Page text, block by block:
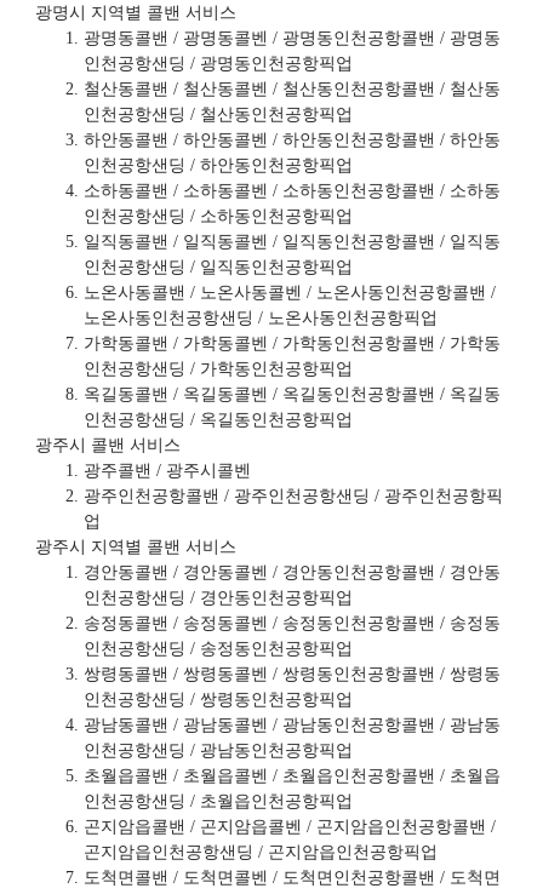
광명시 지역별 콜밴 서비스
광명동콜밴 / 광명동콜벤 / 광명동인천공항콜밴 / 광명동
인천공항샌딩 / 광명동인천공항픽업
철산동콜밴 / 철산동콜벤 / 철산동인천공항콜밴 / 철산동
인천공항샌딩 / 철산동인천공항픽업
하안동콜밴 / 하안동콜벤 / 하안동인천공항콜밴 / 하안동
인천공항샌딩 / 하안동인천공항픽업
소하동콜밴 / 소하동콜벤 / 소하동인천공항콜밴 / 소하동
인천공항샌딩 / 소하동인천공항픽업
일직동콜밴 / 일직동콜벤 / 일직동인천공항콜밴 / 일직동
인천공항샌딩 / 일직동인천공항픽업
노온사동콜밴 / 노온사동콜벤 / 노온사동인천공항콜밴 /
노온사동인천공항샌딩 / 노온사동인천공항픽업
가학동콜밴 / 가학동콜벤 / 가학동인천공항콜밴 / 가학동
인천공항샌딩 / 가학동인천공항픽업
옥길동콜밴 / 옥길동콜벤 / 옥길동인천공항콜밴 / 옥길동
인천공항샌딩 / 옥길동인천공항픽업
광주시 콜밴 서비스
광주콜밴 / 광주시콜벤
광주인천공항콜밴 / 광주인천공항샌딩 / 광주인천공항픽
업
광주시 지역별 콜밴 서비스
경안동콜밴 / 경안동콜벤 / 경안동인천공항콜밴 / 경안동
인천공항샌딩 / 경안동인천공항픽업
송정동콜밴 / 송정동콜벤 / 송정동인천공항콜밴 / 송정동
인천공항샌딩 / 송정동인천공항픽업
쌍령동콜밴 / 쌍령동콜벤 / 쌍령동인천공항콜밴 / 쌍령동
인천공항샌딩 / 쌍령동인천공항픽업
광남동콜밴 / 광남동콜벤 / 광남동인천공항콜밴 / 광남동
인천공항샌딩 / 광남동인천공항픽업
초월읍콜밴 / 초월읍콜벤 / 초월읍인천공항콜밴 / 초월읍
인천공항샌딩 / 초월읍인천공항픽업
곤지암읍콜밴 / 곤지암읍콜벤 / 곤지암읍인천공항콜밴 /
곤지암읍인천공항샌딩 / 곤지암읍인천공항픽업
도척면콜밴 / 도척면콜벤 / 도척면인천공항콜밴 / 도척면